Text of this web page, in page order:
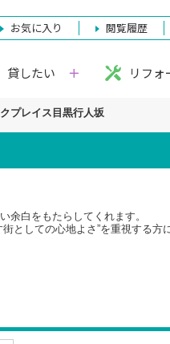
お気に入り 閲覧履歴
貸したい リフォ
プレイス目黒行人坂
余白をもたらしてくれます。
としての心地よさ”を重視する方